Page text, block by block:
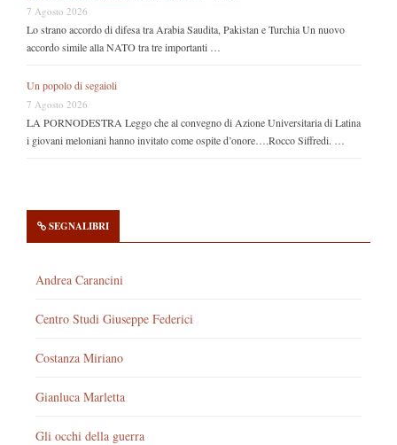
7 Agosto 2026
Lo strano accordo di difesa tra Arabia Saudita, Pakistan e Turchia Un nuovo
accordo simile alla NATO tra tre importanti …
Un popolo di segaioli
7 Agosto 2026
LA PORNODESTRA Leggo che al convegno di Azione Universitaria di Latina
i giovani meloniani hanno invitato come ospite d’onore….Rocco Siffredi. …
SEGNALIBRI
Andrea Carancini
Centro Studi Giuseppe Federici
Costanza Miriano
Gianluca Marletta
Gli occhi della guerra